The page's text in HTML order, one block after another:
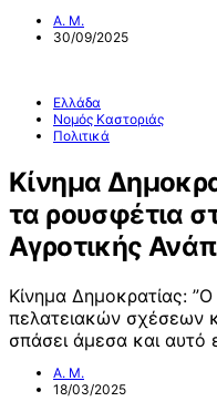
Α. Μ.
30/09/2025
Ελλάδα
Νομός Καστοριάς
Πολιτικά
Κίνημα
τα ρουσφέτια
Αγροτικής
Κίνημα Δημοκρατίας:
πελατειακών σχέσεων
σπάσει άμεσα και αυτό
Α. Μ.
18/03/2025